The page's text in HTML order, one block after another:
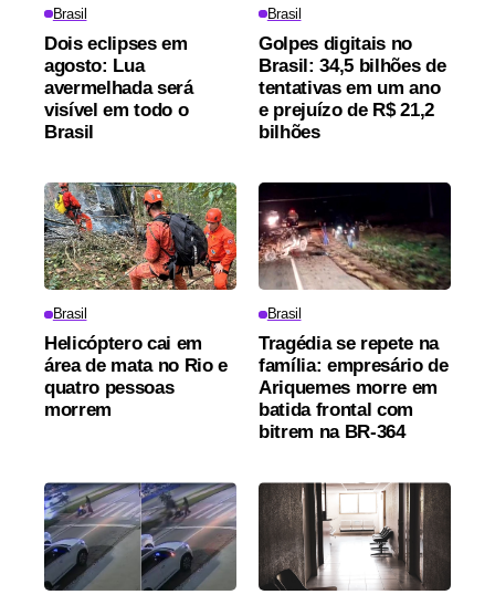
Brasil
Dois eclipses em
agosto: Lua
avermelhada será
visível em todo o
Brasil
Brasil
Golpes digitais no
Brasil: 34,5 bilhões de
tentativas em um ano
e prejuízo de R$ 21,2
bilhões
Brasil
Helicóptero cai em
área de mata no Rio e
quatro pessoas
morrem
Brasil
Tragédia se repete na
família: empresário de
Ariquemes morre em
batida frontal com
bitrem na BR-364